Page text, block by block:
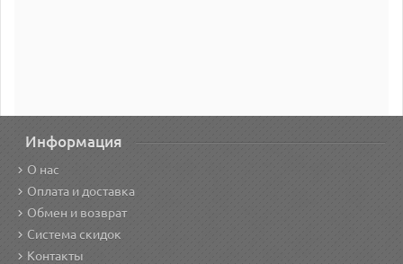
Информация
О нас
Оплата и доставка
Обмен и возврат
Система скидок
Контакты